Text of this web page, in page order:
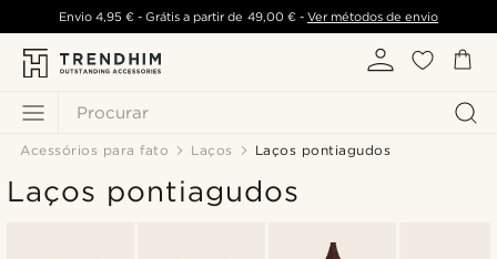
Procurar
Envio 4,95 €- Grátis a partir de 49,00 €- Ver métodos de envio
Acessórios para fato Laços Laços pontiagudos
Laços pontiagudos